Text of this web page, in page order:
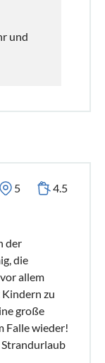
und
5 4.5
der
die
allem
zu
große
Falle wieder!